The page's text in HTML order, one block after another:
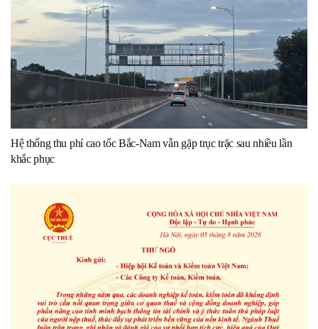
Hệ thống thu phí cao tốc Bắc-Nam vẫn gặp trục trặc sau nhiều lần
khắc phục